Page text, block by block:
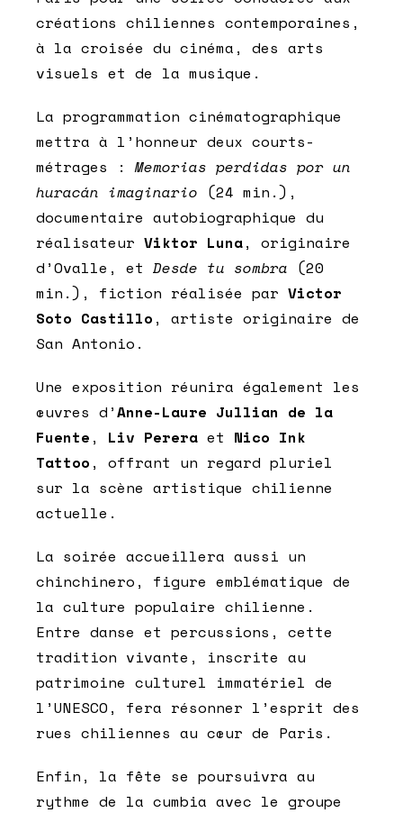
créations chiliennes contemporaines,
à la croisée du cinéma, des arts
visuels et de la musique.
La programmation cinématographique
mettra à l’honneur deux courts-
métrages :Memorias perdidas por un
huracán imaginario (24 min.),
documentaire autobiographique du
réalisateur Viktor Luna, originaire
d’Ovalle, et Desde tu sombra (20
min.), fiction réalisée par Victor
Soto Castillo , artiste originaire de
San Antonio.
Une exposition réunira également les
œuvres d’Anne-Laure Jullian de la
Fuente , Liv Perera et Nico Ink
Tattoo , offrant un regard pluriel
sur la scène artistique chilienne
actuelle.
La soirée accueillera aussi un
chinchinero, figure emblématique de
la culture populaire chilienne.
Entre danse et percussions, cette
tradition vivante, inscrite au
patrimoine culturel immatériel de
l’UNESCO, fera résonner l’esprit des
rues chiliennes au cœur de Paris.
Enfin, la fête se poursuivra au
rythme de la cumbia avec le groupe